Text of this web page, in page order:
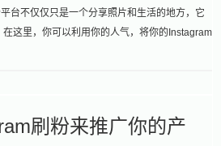
台不仅仅只是一个分享照片和生活的地方，它
这里，你可以利用你的人气，将你的Instagram
刷粉来推广你的产